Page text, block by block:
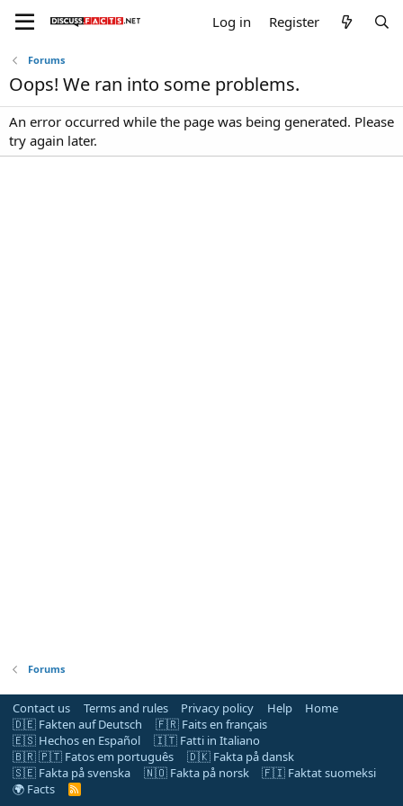
Log in Register
Forums
Oops! We ran into some problems.
An error occurred while the page was being generated. Please
try again later.
Forums
Contact us Terms and rules Privacy policy Help
Home
🇩🇪 Fakten auf Deutsch
🇫🇷 Faits en français
🇪🇸 Hechos en Español
🇮🇹 Fatti in Italiano
🇧🇷 🇵🇹 Fatos em português
🇩🇰 Fakta på dansk
🇸🇪 Fakta på svenska
🇳🇴 Fakta på norsk
🇫🇮 Faktat suomeksi
🌍 Facts
R